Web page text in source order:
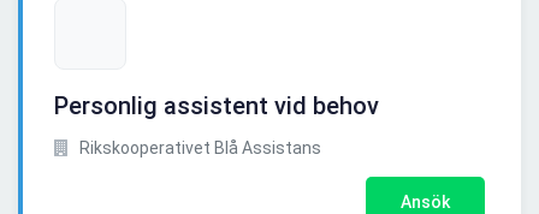
Personlig assistent vid behov
Rikskooperativet Blå Assistans
Ansök